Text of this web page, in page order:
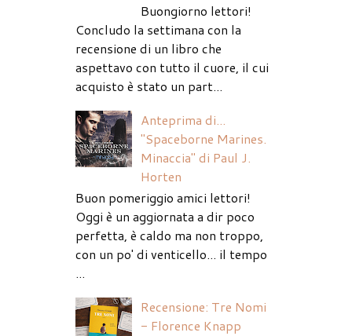
Buongiorno lettori!
Concludo la settimana con la
recensione di un libro che
aspettavo con tutto il cuore, il cui
acquisto è stato un part...
Anteprima di...
"Spaceborne Marines.
Minaccia" di Paul J.
Horten
Buon pomeriggio amici lettori!
Oggi è un aggiornata a dir poco
perfetta, è caldo ma non troppo,
con un po' di venticello... il tempo
...
Recensione: Tre Nomi
- Florence Knapp